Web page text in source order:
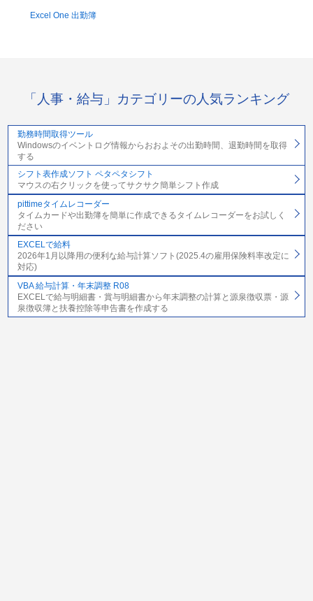
Excel One 出勤簿
「人事・給与」カテゴリーの人気ランキング
勤務時間取得ツール
Windowsのイベントログ情報からおおよその出勤時間、退勤時間を取得
する
シフト表作成ソフト ペタペタシフト
マウスの右クリックを使ってサクサク簡単シフト作成
pittimeタイムレコーダー
タイムカードや出勤簿を簡単に作成できるタイムレコーダーをお試しく
ださい
EXCELで給料
2026年1月以降用の便利な給与計算ソフト(2025.4の雇用保険料率改定に
対応)
VBA 給与計算・年末調整 R08
EXCELで給与明細書・賞与明細書から年末調整の計算と源泉徴収票・源
泉徴収簿と扶養控除等申告書を作成する